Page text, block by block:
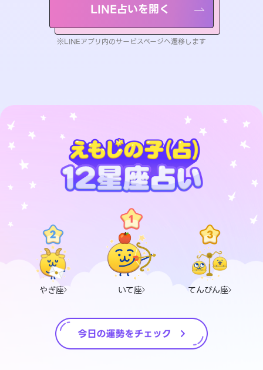
LINE占いを開く
※LINEアプリ内のサービスページへ遷移します
やぎ座 いて座 てんびん座